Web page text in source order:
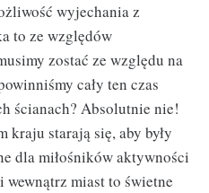
wyjechania z
to ze względów
zostać ze względu na
cały ten czas
ścianach? Absolutnie nie!
kraju starają się, aby były
dla miłośników aktywności
miast to świetne